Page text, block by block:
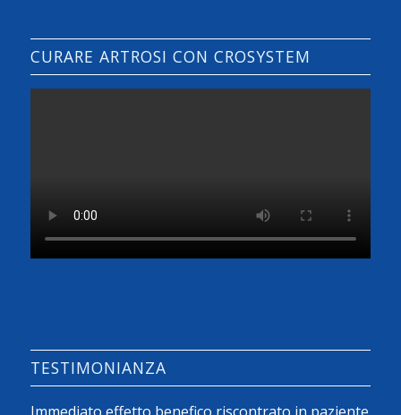
CURARE ARTROSI CON CROSYSTEM
TESTIMONIANZA